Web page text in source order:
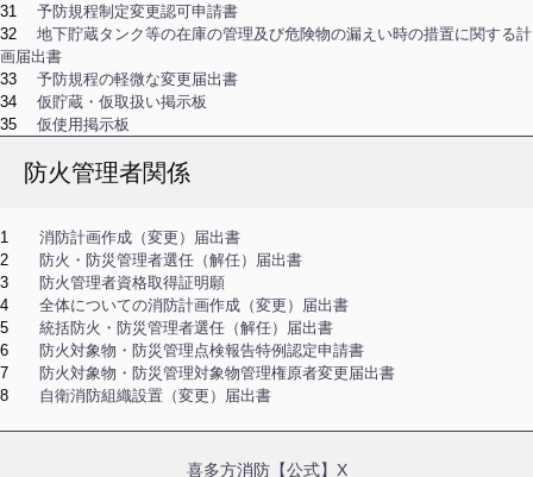
31 予防規程制定変更認可申請書
32 地下貯蔵タンク等の在庫の管理及び危険物の漏えい時の措置に関する計
画届出書
33 予防規程の軽微な変更届出書
34 仮貯蔵・仮取扱い掲示板
35 仮使用掲示板
防火管理者関係
1 消防計画作成（変更）届出書
2 防火・防災管理者選任（解任）届出書
3 防火管理者資格取得証明願
4 全体についての消防計画作成（変更）届出書
5 統括防火・防災管理者選任（解任）届出書
6 防火対象物・防災管理点検報告特例認定申請書
7 防火対象物・防災管理対象物管理権原者変更届出書
8 自衛消防組織設置（変更）届出書
喜多方消防【公式】X